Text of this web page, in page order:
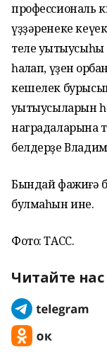
профессиональ
үҙҙәренеке
теле
һаҡлап, үҙен
кешелек
уҡытыусыларын
наградаларына
белдерҙе
Бындай фажиғә
булмаһын ине.
Фото: ТАСС.
Читайте нас